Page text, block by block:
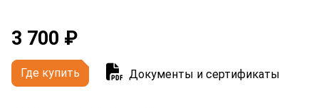
3 700 ₽
Где купить Документы и сертификаты